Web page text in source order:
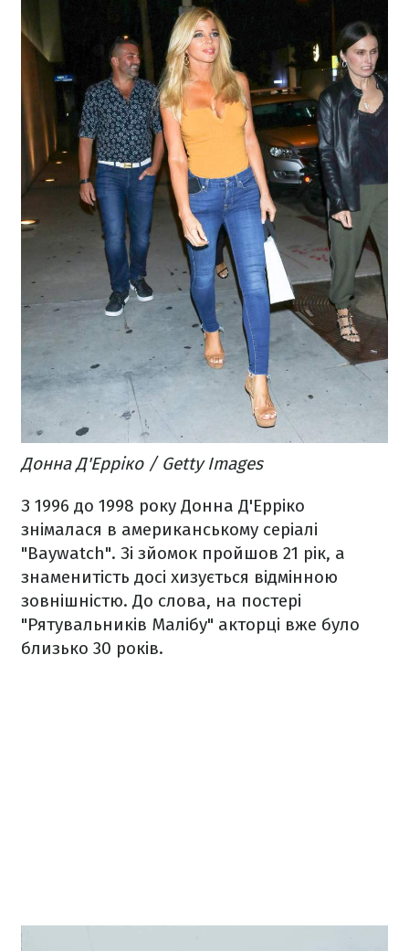
​Донна Д'Ерріко / Getty Images
З 1996 до 1998 року Донна Д'Ерріко
знімалася в американському серіалі
"Baywatch". Зі зйомок пройшов 21 рік, а
знаменитість досі хизується відмінною
зовнішністю. До слова, на постері
"Рятувальників Малібу" акторці вже було
близько 30 років.